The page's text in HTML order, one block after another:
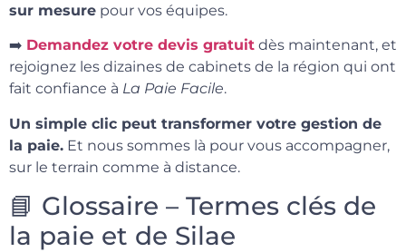
sur mesure pour vos équipes.
➡️ Demandez votre devis gratuit dès maintenant, et
rejoignez les dizaines de cabinets de la région qui ont
fait confiance à La Paie Facile.
Un simple clic peut transformer votre gestion de
la paie. Et nous sommes là pour vous accompagner,
sur le terrain comme à distance.
📘 Glossaire – Termes clés de
la paie et de Silae